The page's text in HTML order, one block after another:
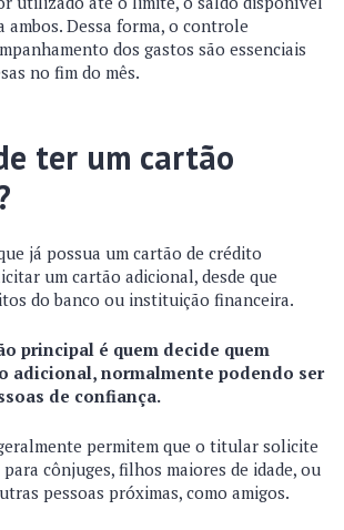
ambos. Dessa forma, o controle
dos gastos são essenciais
no fim do mês.
ter um cartão
já possua um cartão de crédito
um cartão adicional, desde que
do banco ou instituição financeira.
principal é quem decide quem
adicional, normalmente podendo ser
de confiança.
permitem que o titular solicite
cônjuges, filhos maiores de idade, ou
pessoas próximas, como amigos.